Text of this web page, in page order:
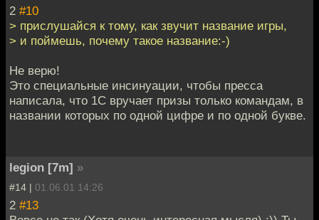
2 #10
> прислушайся к тому, как звучит название игры,
> и поймешь, почему такое название:-)
Не верю!
Это специальные инсинуации, чтобы пресса
написала, что 1С вручает призы только командам, в
названии которых по одной цифре и по одной букве.
legion [7m] »
#14 | 01.06.01 14:26
2 #13